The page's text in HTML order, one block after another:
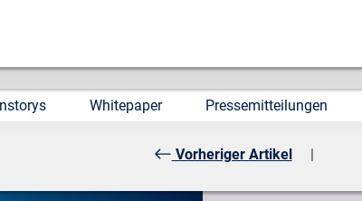
Whitepaper Pressemitteilungen
Vorheriger Artikel |